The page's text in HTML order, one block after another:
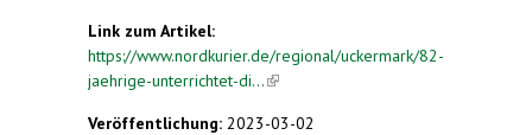
Link zum Artikel:
https://www.nordkurier.de/regional/uckermark/82-
jaehrige-unterrichtet-di...(link is external)
Veröffentlichung: 2023-03-02